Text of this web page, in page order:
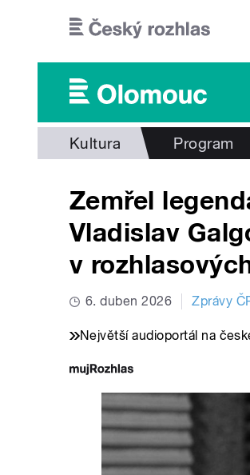
Kultura Program
Zemřel
Vladislav
v
6. duben 2026 Zprávy
Největší audioportál na